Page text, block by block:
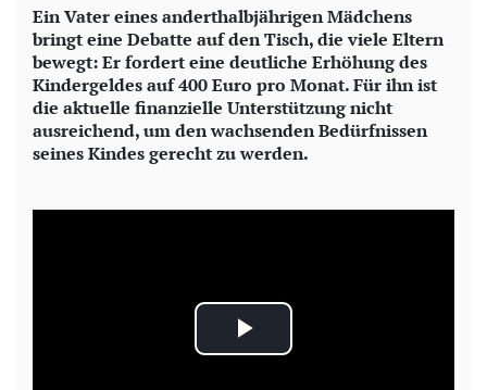
Ein Vater eines anderthalbjährigen Mädchens
bringt eine Debatte auf den Tisch, die viele Eltern
bewegt: Er fordert eine deutliche Erhöhung des
Kindergeldes auf 400 Euro pro Monat. Für ihn ist
die aktuelle finanzielle Unterstützung nicht
ausreichend, um den wachsenden Bedürfnissen
seines Kindes gerecht zu werden.
P